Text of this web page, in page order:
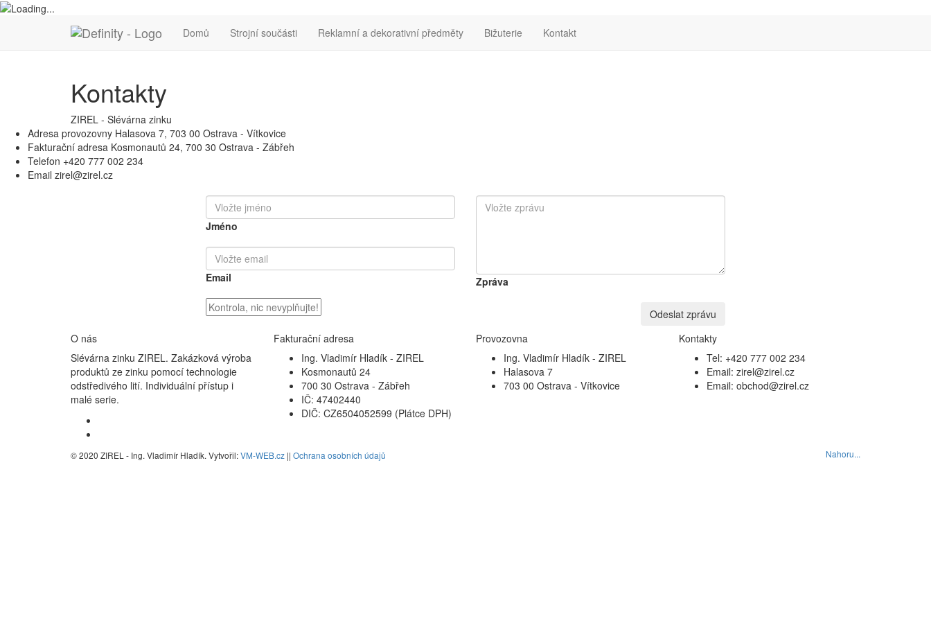
Domů Strojní součásti Reklamní a dekorativní předměty Bižuterie Kontakt
Kontakty
ZIREL - Slévárna zinku
Adresa provozovny Halasova 7, 703 00 Ostrava - Vítkovice
Fakturační adresa Kosmonautů 24, 700 30 Ostrava - Zábřeh
Telefon +420 777 002 234
Email zirel@zirel.cz
Jméno
Email Zpráva
O nás
Slévárna zinku ZIREL. Zakázková výroba
produktů ze zinku pomocí technologie
odstředivého lití. Individuální přístup i
malé serie.
Fakturační adresa
Ing. Vladimír Hladík - ZIREL
Kosmonautů 24
700 30 Ostrava - Zábřeh
IČ: 47402440
DIČ: CZ6504052599 (Plátce DPH)
Provozovna
Ing. Vladimír Hladík - ZIREL
Halasova 7
703 00 Ostrava - Vítkovice
Kontakty
Tel: +420 777 002 234
Email: zirel@zirel.cz
Email: obchod@zirel.cz
© 2020 ZIREL - Ing. Vladimír Hladík. Vytvořil:VM-WEB.cz || Ochrana osobních údajů Nahoru...